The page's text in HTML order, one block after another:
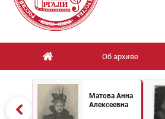
Об архиве
Матова Анна
Алексеевна